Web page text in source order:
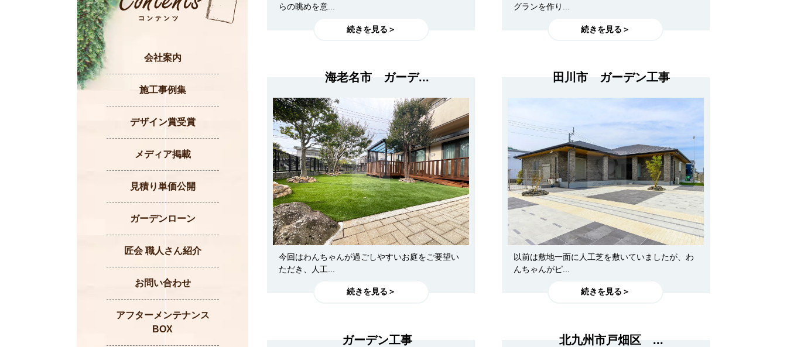
らの眺めを意...
続きを見る＞
グランを作り...
続きを見る＞
海老名市 ガーデ...
今回はわんちゃんが過ごしやすいお庭をご要望い
ただき、人工...
続きを見る＞
田川市 ガーデン工事
以前は敷地一面に人工芝を敷いていましたが、わ
んちゃんがピ...
続きを見る＞
ガーデン工事 北九州市戸畑区 ...
会社案内
施工事例集
デザイン賞受賞
メディア掲載
見積り単価公開
ガーデンローン
匠会 職人さん紹介
お問い合わせ
アフターメンテナンス
BOX